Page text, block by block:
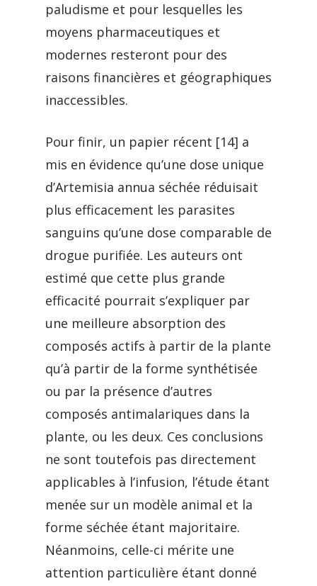
paludisme et pour lesquelles les
moyens pharmaceutiques et
modernes resteront pour des
raisons financières et géographiques
inaccessibles.
Pour finir, un papier récent [14] a
mis en évidence qu’une dose unique
d’Artemisia annua séchée réduisait
plus efficacement les parasites
sanguins qu’une dose comparable de
drogue purifiée. Les auteurs ont
estimé que cette plus grande
efficacité pourrait s’expliquer par
une meilleure absorption des
composés actifs à partir de la plante
qu’à partir de la forme synthétisée
ou par la présence d’autres
composés antimalariques dans la
plante, ou les deux. Ces conclusions
ne sont toutefois pas directement
applicables à l’infusion, l’étude étant
menée sur un modèle animal et la
forme séchée étant majoritaire.
Néanmoins, celle-ci mérite une
attention particulière étant donné